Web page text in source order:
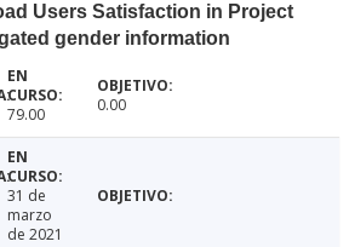
Users Satisfaction in Project
gender information
79.00 0.00
31 de
marzo
de 2021